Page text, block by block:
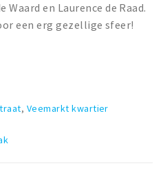
Waard en Laurence de Raad.
een erg gezellige sfeer!
, Veemarkt kwartier